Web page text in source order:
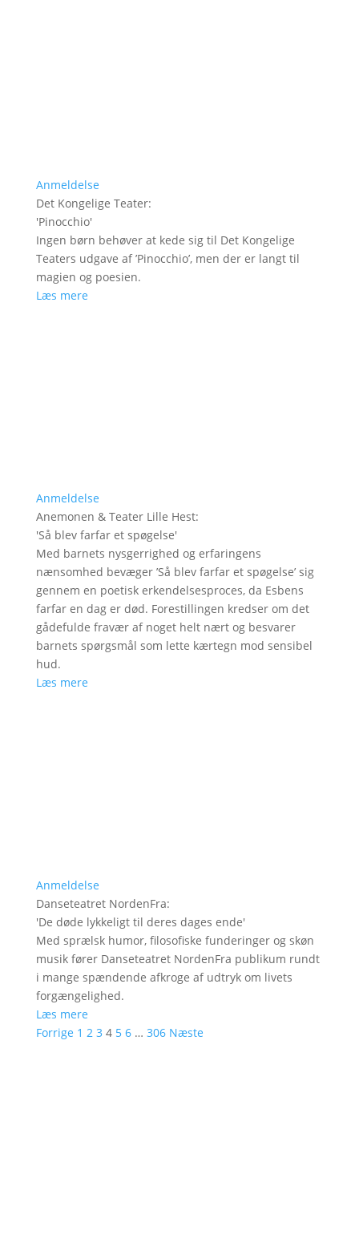
Anmeldelse
Det Kongelige Teater:
'Pinocchio'
Ingen børn behøver at kede sig til Det Kongelige
Teaters udgave af ’Pinocchio’, men der er langt til
magien og poesien.
Læs mere
Anmeldelse
Anemonen & Teater Lille Hest:
'Så blev farfar et spøgelse'
Med barnets nysgerrighed og erfaringens
nænsomhed bevæger ’Så blev farfar et spøgelse’ sig
gennem en poetisk erkendelsesproces, da Esbens
farfar en dag er død. Forestillingen kredser om det
gådefulde fravær af noget helt nært og besvarer
barnets spørgsmål som lette kærtegn mod sensibel
hud.
Læs mere
Anmeldelse
Danseteatret NordenFra:
'De døde lykkeligt til deres dages ende'
Med sprælsk humor, filosofiske funderinger og skøn
musik fører Danseteatret NordenFra publikum rundt
i mange spændende afkroge af udtryk om livets
forgængelighed.
Læs mere
Forrige 1 2 3 4 5 6 … 306 Næste